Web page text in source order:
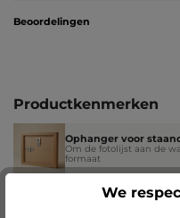
Beoordelingen
Productkenmerken
Ophanger voor
Om de fotolijst aan de
formaat
We